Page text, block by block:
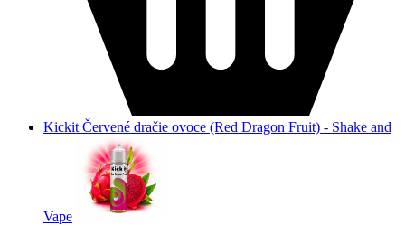
Kickit Červené dračie ovoce (Red Dragon Fruit) - Shake and
Vape